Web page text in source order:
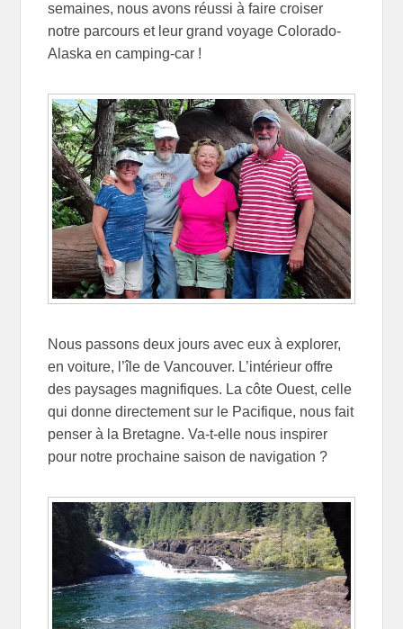
semaines, nous avons réussi à faire croiser
notre parcours et leur grand voyage Colorado-
Alaska en camping-car !
Nous passons deux jours avec eux à explorer,
en voiture, l’île de Vancouver. L’intérieur offre
des paysages magnifiques. La côte Ouest, celle
qui donne directement sur le Pacifique, nous fait
penser à la Bretagne. Va-t-elle nous inspirer
pour notre prochaine saison de navigation ?